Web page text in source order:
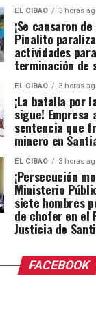
EL CIBAO 3 horas
¡Se cansaron
Pinalito
actividades
terminación de
EL CIBAO 3 horas
¡La batalla por
sigue! Empresa
sentencia que
minero en
EL CIBAO 3 horas
¡Persecución
Ministerio
siete hombres
de chofer en el
Justicia de
FACEBOOK